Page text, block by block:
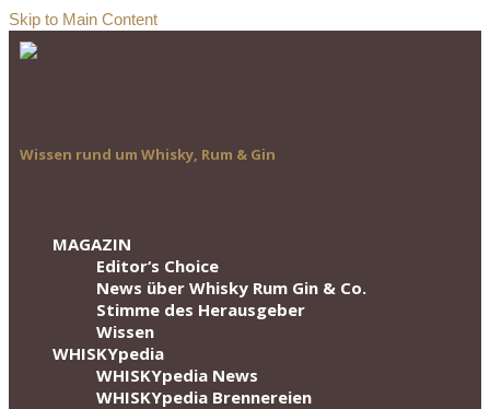
Skip to Main Content
Wissen rund um Whisky, Rum & Gin
MAGAZIN
Editor‘s Choice
News über Whisky Rum Gin & Co.
Stimme des Herausgeber
Wissen
WHISKYpedia
WHISKYpedia News
WHISKYpedia Brennereien